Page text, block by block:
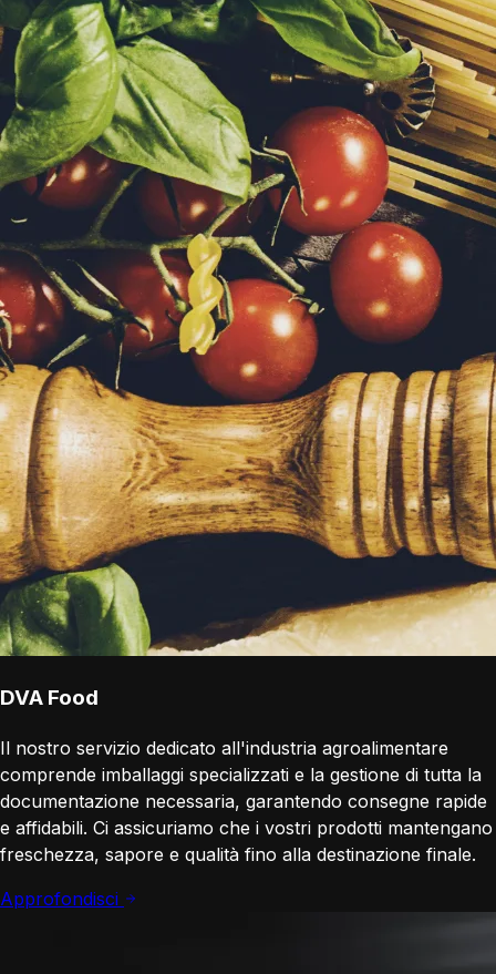
DVA Food
Il nostro servizio dedicato all'industria agroalimentare
comprende imballaggi specializzati e la gestione di tutta la
documentazione necessaria, garantendo consegne rapide
e affidabili. Ci assicuriamo che i vostri prodotti mantengano
freschezza, sapore e qualità fino alla destinazione finale.
Approfondisci